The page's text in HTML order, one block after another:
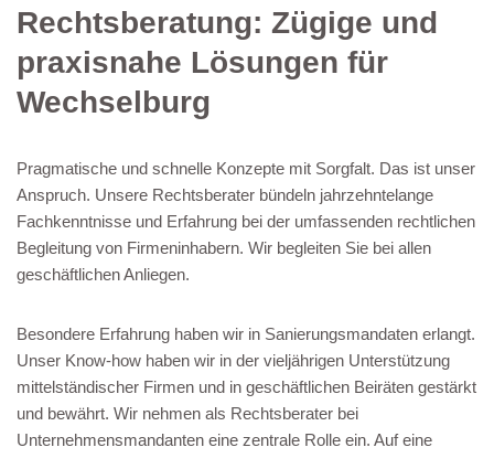
Rechtsberatung: Zügige und
praxisnahe Lösungen für
Wechselburg
Pragmatische und schnelle Konzepte mit Sorgfalt. Das ist unser
Anspruch. Unsere Rechtsberater bündeln jahrzehntelange
Fachkenntnisse und Erfahrung bei der umfassenden rechtlichen
Begleitung von Firmeninhabern. Wir begleiten Sie bei allen
geschäftlichen Anliegen.
Besondere Erfahrung haben wir in Sanierungsmandaten erlangt.
Unser Know-how haben wir in der vieljährigen Unterstützung
mittelständischer Firmen und in geschäftlichen Beiräten gestärkt
und bewährt. Wir nehmen als Rechtsberater bei
Unternehmensmandanten eine zentrale Rolle ein. Auf eine